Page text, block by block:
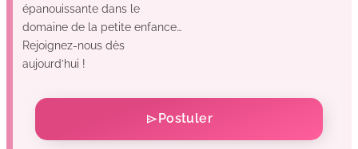
épanouissante dans le
domaine de la petite enfance…
Rejoignez-nous dès
aujourd’hui !
Postuler